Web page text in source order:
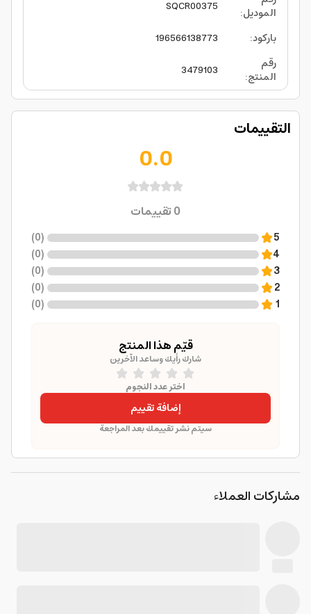
الموديل:
SQCR00375
باركود:
196566138773
رقم
المنتج:
3479103
التقييمات
0.0
0تقييمات
5
(
0
)
4
(
0
)
3
(
0
)
2
(
0
)
1
(
0
)
قيّم هذا المنتج
شارك رأيك وساعد الآخرين
اختر عدد النجوم
إضافة تقييم
سيتم نشر تقييمك بعد المراجعة
مشاركات العملاء